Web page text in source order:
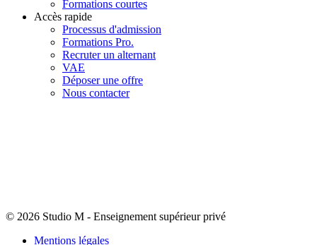
Formations courtes
Accès rapide
Processus d'admission
Formations Pro.
Recruter un alternant
VAE
Déposer une offre
Nous contacter
© 2026 Studio M - Enseignement supérieur privé
Mentions légales